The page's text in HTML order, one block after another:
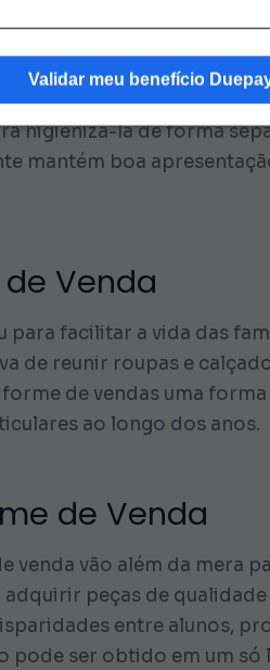
Validar meu benefício
uniforme e o calçado
do tênis. Limpar
higienizá-la de forma
mantém boa
Venda
facilitar a vida das
de reunir roupas e
de vendas uma
ao longo dos anos.
de Venda
venda vão além da mera
peças de
entre alunos,
ser obtido em um só